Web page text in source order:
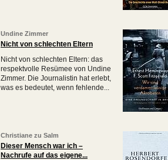
Undine Zimmer
Nicht von schlechten Eltern
Nicht von schlechten Eltern: das
respektvolle Resümee von Undine
Zimmer. Die Journalistin hat erlebt,
was es bedeutet, wenn fehlende...
Christiane zu Salm
Dieser Mensch war ich –
Nachrufe auf das eigene...